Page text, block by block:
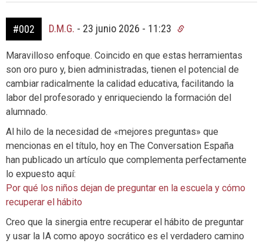
#002 D.M.G. - 23 junio 2026 - 11:23
Maravilloso enfoque. Coincido en que estas herramientas
son oro puro y, bien administradas, tienen el potencial de
cambiar radicalmente la calidad educativa, facilitando la
labor del profesorado y enriqueciendo la formación del
alumnado.
Al hilo de la necesidad de «mejores preguntas» que
mencionas en el título, hoy en The Conversation España
han publicado un artículo que complementa perfectamente
lo expuesto aquí:
Por qué los niños dejan de preguntar en la escuela y cómo
recuperar el hábito
Creo que la sinergia entre recuperar el hábito de preguntar
y usar la IA como apoyo socrático es el verdadero camino